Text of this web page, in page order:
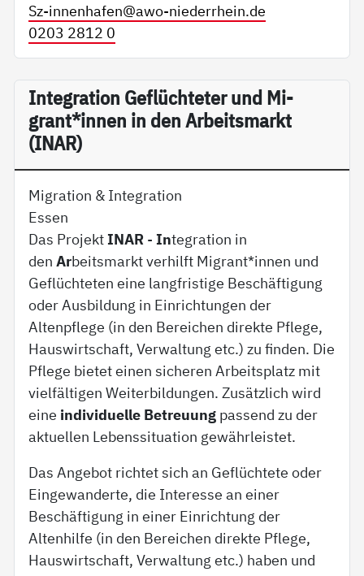
Sz-innenhafen@awo-niederrhein.de
0203 2812 0
In­te­g­ra­ti­on Ge­flüch­te­ter und Mi­
grant*in­nen in den Ar­beits­markt
(INAR)
Migration & Integration
Essen
Das Projekt INAR - Integration in
denArbeitsmarkt verhilft Migrant*innen und
Geflüchteten eine langfristige Beschäftigung
oder Ausbildung in Einrichtungen der
Altenpflege (in den Bereichen direkte Pflege,
Hauswirtschaft, Verwaltung etc.) zu finden. Die
Pflege bietet einen sicheren Arbeitsplatz mit
vielfältigen Weiterbildungen. Zusätzlich wird
eine individuelle Betreuung passend zu der
aktuellen Lebenssituation gewährleistet.
Das Angebot richtet sich an Geflüchtete oder
Eingewanderte, die Interesse an einer
Beschäftigung in einer Einrichtung der
Altenhilfe (in den Bereichen direkte Pflege,
Hauswirtschaft, Verwaltung etc.) haben und